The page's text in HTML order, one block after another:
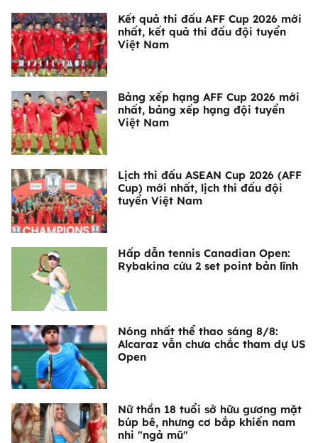
Kết quả thi đấu AFF Cup 2026 mới
nhất, kết quả thi đấu đội tuyển
Việt Nam
Bảng xếp hạng AFF Cup 2026 mới
nhất, bảng xếp hạng đội tuyển
Việt Nam
Lịch thi đấu ASEAN Cup 2026 (AFF
Cup) mới nhất, lịch thi đấu đội
tuyển Việt Nam
Hấp dẫn tennis Canadian Open:
Rybakina cứu 2 set point bản lĩnh
Nóng nhất thể thao sáng 8/8:
Alcaraz vẫn chưa chắc tham dự US
Open
Nữ thần 18 tuổi sở hữu gương mặt
búp bê, nhưng cơ bắp khiến nam
nhi "ngả mũ"